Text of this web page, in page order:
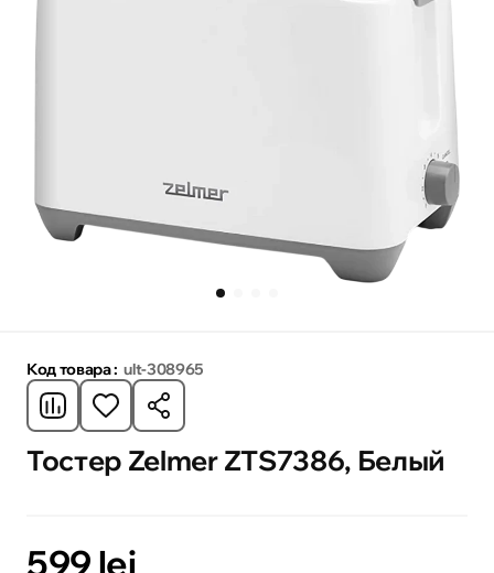
Код товара : ult-308965
Тостер Zelmer ZTS7386, Белый
599 lei